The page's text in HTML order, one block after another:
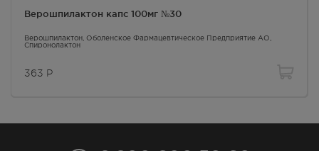
Верошпилактон капс 100мг №30
Верошпилактон , Оболенское Фармацевтическое Предприятие АО,
Спиронолактон
363 Р